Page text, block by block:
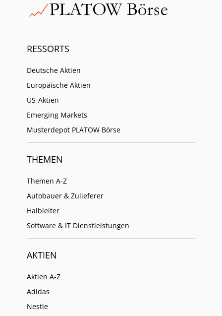
RESSORTS
Deutsche Aktien
Europäische Aktien
US-Aktien
Emerging Markets
Musterdepot PLATOW Börse
THEMEN
Themen A-Z
Autobauer & Zulieferer
Halbleiter
Software & IT Dienstleistungen
AKTIEN
Aktien A-Z
Adidas
Nestle